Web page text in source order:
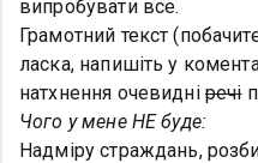
випробувати все.
Грамотний текст
ласка, напишіть у
натхнення очевидніречі
Чого у мене НЕ буде:
Надміру страждань,